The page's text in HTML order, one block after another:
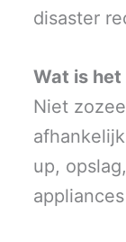
disaster
Wat is
Niet
up,